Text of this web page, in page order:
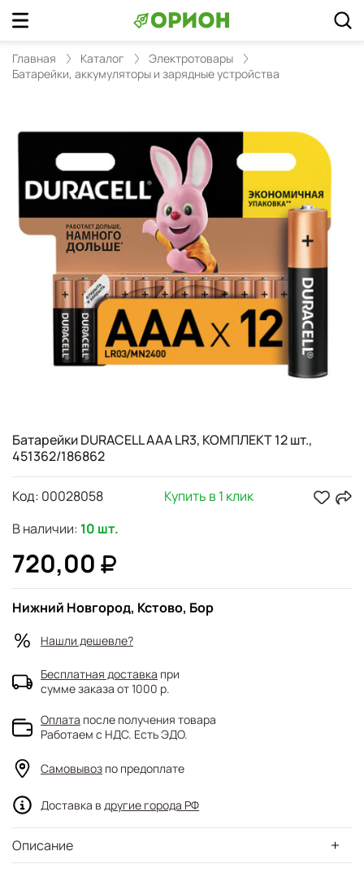
Главная Каталог
Электротовары
Батарейки, аккумуляторы и зарядные устройства
Батарейки DURACELL AAA LR3, КОМПЛЕКТ 12 шт.,
451362/186862
Описание
В наличии: 10 шт.
720,00
Код: 00028058 Купить в 1 клик
Нижний Новгород, Кстово, Бор
Нашли дешевле?
Бесплатная доставка при
сумме заказа от 1000 р.
Оплата после получения товара
Работаем с НДС. Есть ЭДО.
Самовывоз по предоплате
Доставка в другие города РФ